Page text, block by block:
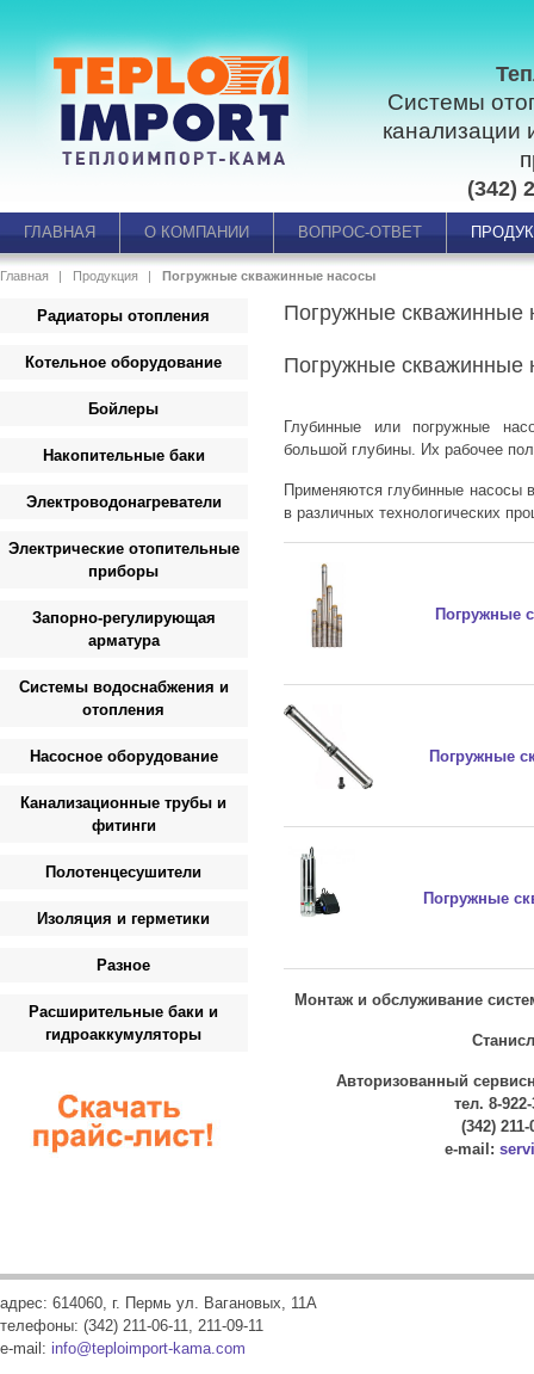
Системы
канализации
(342)
ГЛАВНАЯ О КОМПАНИИ ВОПРОС-ОТВЕТ
Главная Продукция Погружные скважинные насосы
Погружные скважинные
Погружные скважинные
Глубинные или погружные
большой глубины. Их рабочее
Применяются глубинные насосы
в различных технологических
Погружные
Погружные
Погружные
Монтаж и обслуживание
Авторизованный
тел. 8-
(342) 211-
e-mail:
Радиаторы отопления
Котельное оборудование
Бойлеры
Накопительные баки
Электроводонагреватели
Электрические отопительные
приборы
Запорно-регулирующая
арматура
Системы водоснабжения и
отопления
Насосное оборудование
Канализационные трубы и
фитинги
Полотенцесушители
Изоляция и герметики
Разное
Расширительные баки и
гидроаккумуляторы
адрес: 614060, г. Пермь ул. Вагановых, 11А
телефоны: (342) 211-06-11, 211-09-11
e-mail: info@teploimport-kama.com